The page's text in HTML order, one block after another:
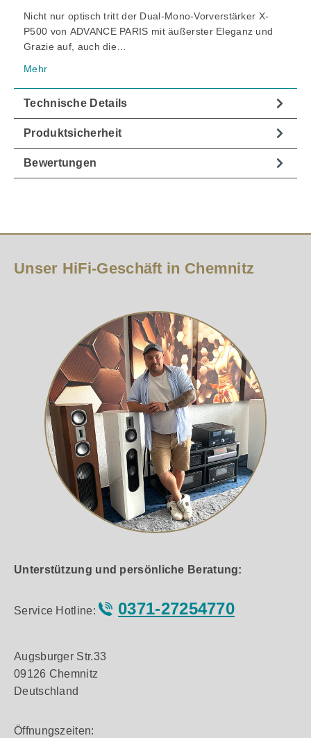
Nicht nur optisch tritt der Dual-Mono-Vorverstärker X-
P500 von ADVANCE PARIS mit äußerster Eleganz und
Grazie auf, auch die…
Mehr
Technische Details
Produktsicherheit
Bewertungen
Unser HiFi-Geschäft in Chemnitz
Unterstützung und persönliche Beratung:
Service Hotline: 0371-27254770
Augsburger Str.33
09126 Chemnitz
Deutschland
Öffnungszeiten: